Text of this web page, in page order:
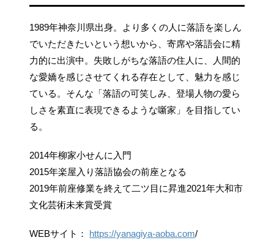
1989年神奈川県出身。より多くの人に落語を楽しん
でいただきたいという想いから、寄席や落語会に精
力的に出演中。失敗しがちな落語の住人に、人間的
な愛嬌を感じさせてくれる存在として、魅力を感じ
ている。そんな「落語の可笑しみ、登場人物の愛ら
しさを素直に表現できるような噺家」を目指してい
る。
2014年柳家小せんに入門
2015年楽屋入り落語協会の前座となる
2019年前座修業を終えて二ツ目に昇進2021年大和市
文化芸術未来賞受賞
WEBサイト： https://yanagiya-aoba.com/